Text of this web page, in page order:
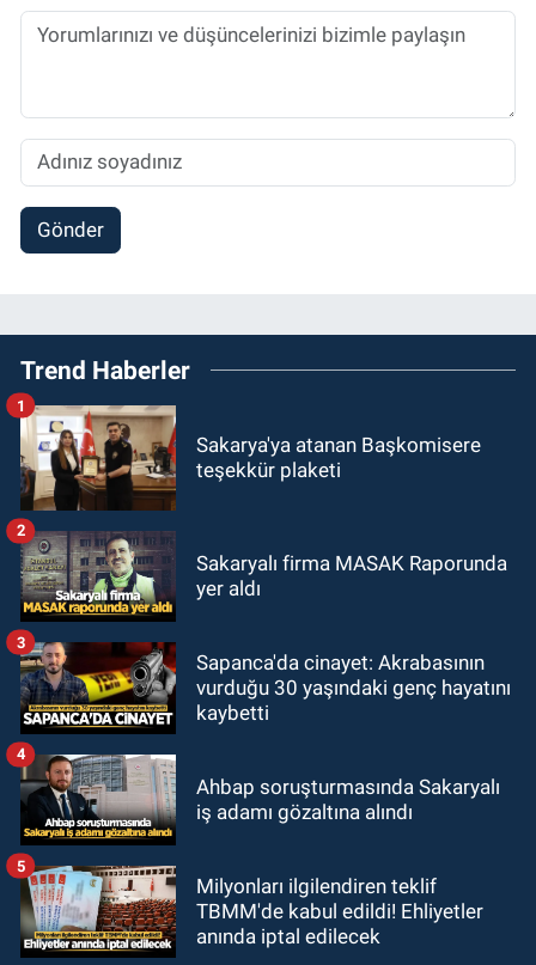
Gönder
Trend Haberler
Sakarya'ya atanan Başkomisere
teşekkür plaketi
1
Sakaryalı firma MASAK Raporunda
yer aldı
2
Sapanca'da cinayet: Akrabasının
vurduğu 30 yaşındaki genç hayatını
kaybetti
3
Ahbap soruşturmasında Sakaryalı
iş adamı gözaltına alındı
4
Milyonları ilgilendiren teklif
TBMM'de kabul edildi! Ehliyetler
anında iptal edilecek
5